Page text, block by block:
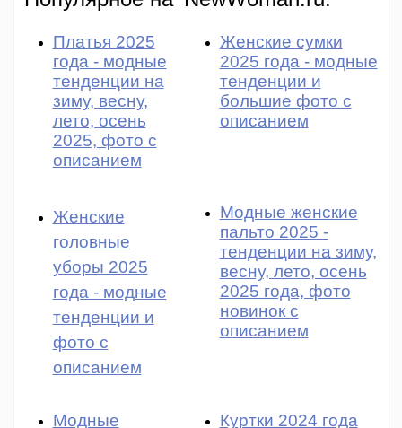
Платья 2025
года - модные
тенденции на
зиму, весну,
лето, осень
2025, фото с
описанием
Женские сумки
2025 года - модные
тенденции и
большие фото с
описанием
Женские
головные
уборы 2025
года - модные
тенденции и
фото с
описанием
Модные женские
пальто 2025 -
тенденции на зиму,
весну, лето, осень
2025 года, фото
новинок с
описанием
Модные
Куртки 2024 года